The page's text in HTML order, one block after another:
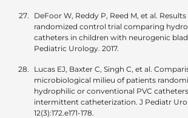
DeFoor W, Reddy P, Reed M, et al.
randomized control trial comparing
catheters in children with neurogenic
Pediatric Urology. 2017.
Lucas EJ, Baxter C, Singh C, et al.
microbiological milieu of patients
hydrophilic or conventional PVC
intermittent catheterization. J Pediatr Urol.
12(3):172.e171-178.